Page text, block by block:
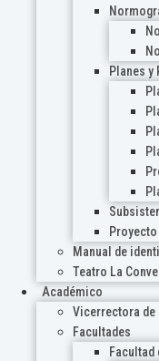
Planes y
Manual de
Teatro La
Académico
Vicerrectora de
Facultades
Facultad